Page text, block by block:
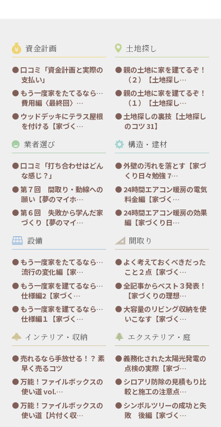
資金計画
口コミ「資金計画と実際の
支払い」
もう一度家をたてるなら…
費用編〈最終回〉…
ウッドデッキにテラス屋根
を付ける【家づく…
土地探し
親の土地に家を建てるぞ！
（２）【土地探し…
親の土地に家を建てるぞ！
（１）【土地探し…
土地探しの裏技【土地探し
のコツ 31】
業者選び
口コミ「打ち合わせはどん
な感じ？」
第７回 間取り・動線への
願い【夢のマイホ…
第６回 失敗から学んだ家
づくり【夢のマイ…
構造・建材
外壁の汚れを落とす【家づ
くり日々勉強 7…
24時間エアコン暖房の電気
料金編【家づく…
24時間エアコン暖房の効果
編【家づくり日…
設備
もう一度家をたてるなら…
流行の変化編【家…
もう一度家を建てるなら…
仕様編2【家づく…
もう一度家を建てるなら…
仕様編１【家づく…
間取り
よく考えておくべきだった
こと２点【家づく…
全記事からベスト３発表！
【家づくりの理想…
大容量のリビング収納を使
いこなす【家づく…
インテリア・収納
売れるなら手放せる！？ 素
早く売るコツ
万能！ファイルボックスの
使い道 vol.…
万能！ファイルボックスの
使い道【片付く収…
エクステリア・庭
義務化された太陽光発電の
点検の実際【家づ…
シロアリ防除の見積もり比
較と施工の注意点…
シンボルツリーの成功と失
敗 後編【家づく…